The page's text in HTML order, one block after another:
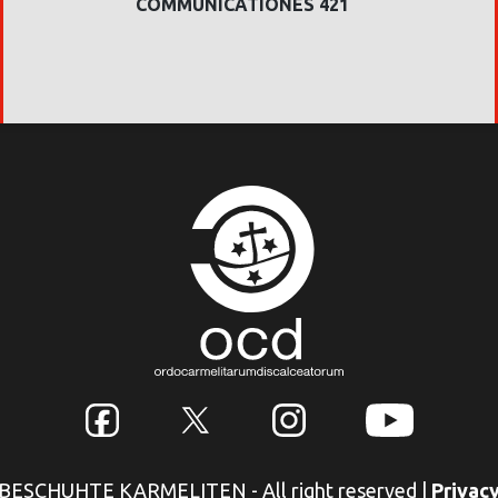
COMMUNICATIONES 421
KARMELITEN - All right reserved